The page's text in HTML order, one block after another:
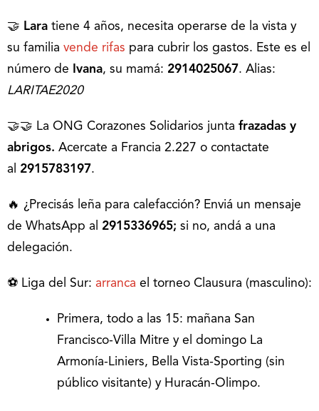
🤝 Lara tiene 4 años, necesita operarse de la vista y
su familia vende rifas para cubrir los gastos. Este es el
número de
Ivana, su mamá: 2914025067. Alias:
LARITAE2020
🤝🤝 La ONG Corazones Solidarios junta frazadas y
abrigos. Acercate a Francia 2.227 o contactate
al 2915783197.
🔥 ¿Precisás leña para calefacción? Enviá un mensaje
de WhatsApp al 2915336965; si no, andá a una
delegación.
⚽ Liga del Sur: arranca el torneo Clausura (masculino):
Primera, todo a las 15: mañana San
Francisco-Villa Mitre y el domingo La
Armonía-Liniers, Bella Vista-Sporting (sin
público visitante) y Huracán-Olimpo.